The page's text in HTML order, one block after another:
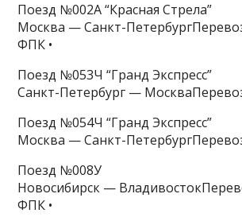
Поезд №002А “Красная Стрела”
Москва — Санкт-
ФПК •
Поезд №053Ч “Гранд Экспресс”
Санкт-Петербург —
Поезд №054Ч “Гранд Экспресс”
Москва — Санкт-
Поезд №008У
Новосибирск —
ФПК •